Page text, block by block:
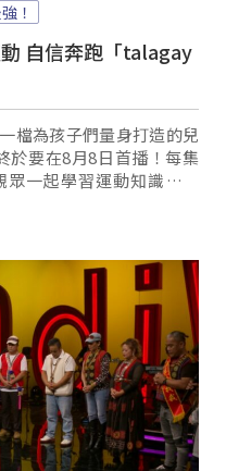
！
動 自信奔跑「talagay
檔為孩子們量身打造的兒
於要在8月8日首播！每集
一起學習運動知識及技
價值，也解開家長對於體
在汗水與歡笑中找回運動